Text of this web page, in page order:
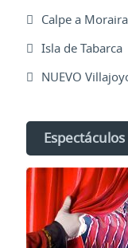
Calpe a Moraira
Isla de Tabarca
NUEVO
Espectáculos